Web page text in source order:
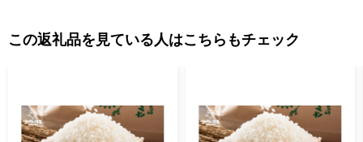
せていただき、その手段として、電子メールの配信やパンフレッ
ご連絡ください。
この返礼品を見ている人はこちらもチェック